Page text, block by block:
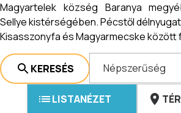
Magyartelek község Baranya
Sellye kistérségében. Pécstől
Kisasszonyfa és Magyarmecske között
KERESÉS Népszerűség
LISTANÉZET